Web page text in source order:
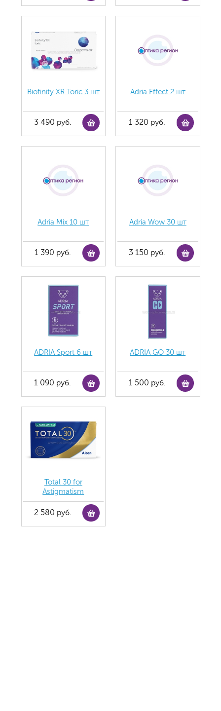
Biofinity XR Toric 3 шт
3 490 руб.
Adria Effect 2 шт
1 320 руб.
Adria Mix 10 шт
1 390 руб.
Adria Wow 30 шт
3 150 руб.
ADRIA Sport 6 шт
1 090 руб.
ADRIA GO 30 шт
1 500 руб.
Total 30 for
Astigmatism
2 580 руб.